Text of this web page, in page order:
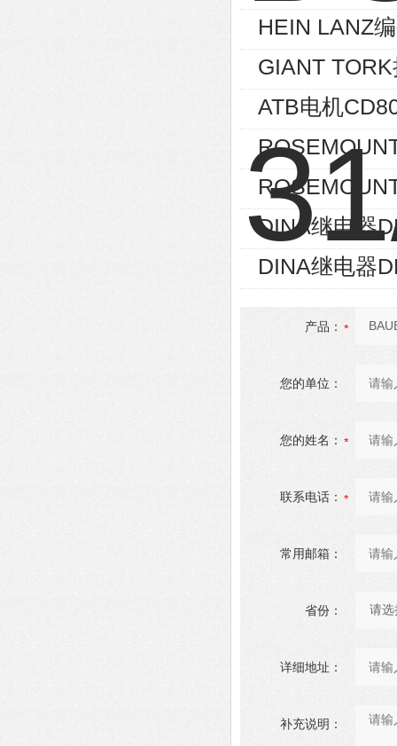
HEIN LANZ
GIANT
ATB电机
DINA继电器
DINA继电器
产品：
您的单位：
您的姓名：
联系电话：
常用邮箱：
省份：
详细地址：
补充说明：